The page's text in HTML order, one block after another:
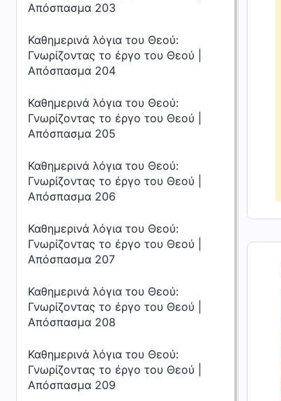
Απόσπασμα 203
Καθημερινά λόγια του Θεού:
Γνωρίζοντας το έργο του Θεού |
Απόσπασμα 204
Καθημερινά λόγια του Θεού:
Γνωρίζοντας το έργο του Θεού |
Απόσπασμα 205
Καθημερινά λόγια του Θεού:
Γνωρίζοντας το έργο του Θεού |
Απόσπασμα 206
Καθημερινά λόγια του Θεού:
Γνωρίζοντας το έργο του Θεού |
Απόσπασμα 207
Καθημερινά λόγια του Θεού:
Γνωρίζοντας το έργο του Θεού |
Απόσπασμα 208
Καθημερινά λόγια του Θεού:
Γνωρίζοντας το έργο του Θεού |
Απόσπασμα 209